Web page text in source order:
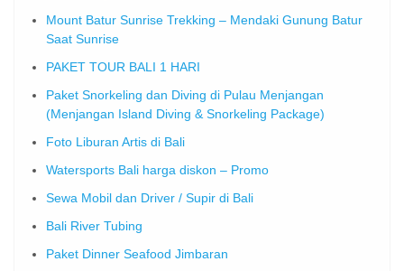
Mount Batur Sunrise Trekking – Mendaki Gunung Batur
Saat Sunrise
PAKET TOUR BALI 1 HARI
Paket Snorkeling dan Diving di Pulau Menjangan
(Menjangan Island Diving & Snorkeling Package)
Foto Liburan Artis di Bali
Watersports Bali harga diskon – Promo
Sewa Mobil dan Driver / Supir di Bali
Bali River Tubing
Paket Dinner Seafood Jimbaran